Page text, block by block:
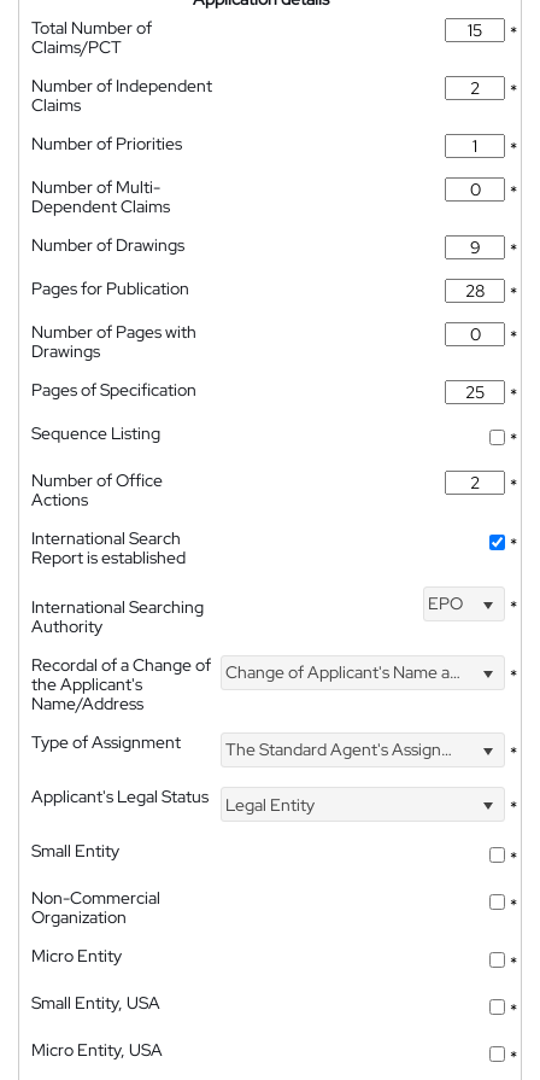
Total Number of
Claims/PCT
*
Number of Independent
Claims
*
Number of Priorities
*
Number of Multi-
Dependent Claims
*
Number of Drawings
*
Pages for Publication
*
Number of Pages with
Drawings
*
Pages of Specification
*
Sequence Listing
*
Number of Office
Actions
*
International Search
Report is established
*
International Searching
Authority
EPO *
Recordal of a Change of
the Applicant's
Name/Address
Change of Applicant's Name and Address *
Type of Assignment The Standard Agent's Assignment
*
Applicant's Legal Status
Legal Entity
*
Small Entity
*
Non-Commercial
Organization
*
Micro Entity
*
Small Entity, USA
*
Micro Entity, USA
*